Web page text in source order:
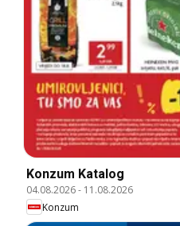
Konzum Katalog
04.08.2026- 11.08.2026
Konzum